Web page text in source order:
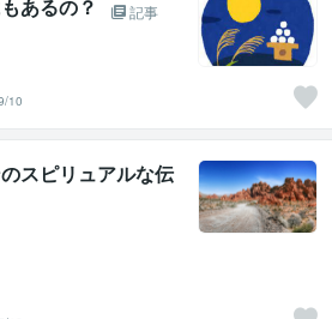
あるの？
記事
10
スピリュアルな伝